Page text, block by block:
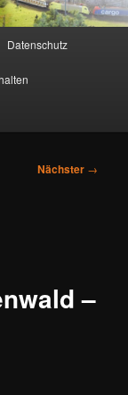
Datenschutz
Nächster →
–